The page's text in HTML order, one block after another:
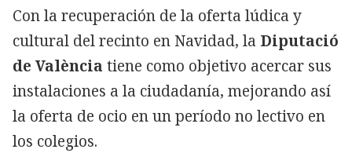
Con la recuperación de la oferta lúdica y
cultural del recinto en Navidad, la Diputació
de València tiene como objetivo acercar sus
instalaciones a la ciudadanía, mejorando así
la oferta de ocio en un período no lectivo en
los colegios.